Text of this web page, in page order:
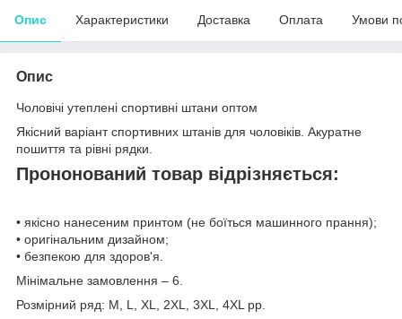
Опис Характеристики Доставка Оплата Умови
Опис
Чоловічі утеплені спортивні штани оптом
Якісний варіант спортивних штанів для чоловіків. Акуратне
пошиття та рівні рядки.
Прононований товар відрізняється:
• якісно нанесеним принтом (не боїться машинного прання);
• оригінальним дизайном;
• безпекою для здоров'я.
Мінімальне замовлення – 6.
Розмірний ряд: M, L, XL, 2XL, 3XL, 4XL рр.